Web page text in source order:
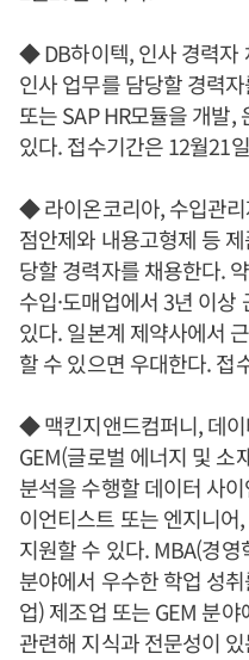
◆ DB하이텍, 인사 경력자
인사 업무를 담당할 경력
또는 SAP HR모듈을 개발,
있다. 접수기간은 12월21
◆ 라이온코리아, 수입관
점안제와 내용고형제 등
당할 경력자를 채용한다.
수입·도매업에서 3년 이
있다. 일본계 제약사에서
할 수 있으면 우대한다. 접
◆ 맥킨지앤드컴퍼니, 데
GEM(글로벌 에너지 및 소
분석을 수행할 데이터 사
이언티스트 또는 엔지니
지원할 수 있다. MBA(경
분야에서 우수한 학업 성
업) 제조업 또는 GEM 분
관련해 지식과 전문성이